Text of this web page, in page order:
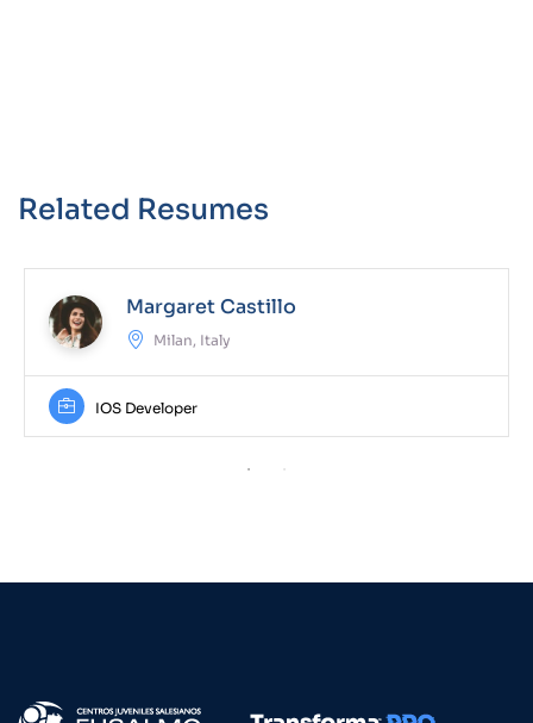
Related Resumes
Margaret Castillo
Milan, Italy
IOS Developer